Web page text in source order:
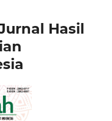
Hasil